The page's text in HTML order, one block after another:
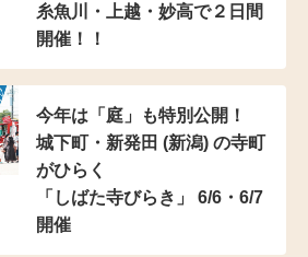
糸魚川・上越・妙高で２日間
開催！！
今年は「庭」も特別公開！
城下町・新発田 (新潟) の寺町
がひらく
「しばた寺びらき」 6/6・6/7
開催